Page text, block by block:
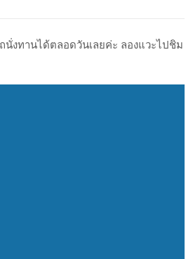
นั่งทานได้ตลอดวันเลยค่ะ ลองแวะไปชิม